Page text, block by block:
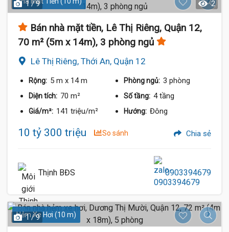
1 / 9 2
Bán nhà mặt tiền, Lê Thị Riêng, Quận 12,
70 m² (5m x 14m), 3 phòng ngủ
Lê Thị Riêng, Thới An, Quận 12
Rộng: 5 m x 14 m Phòng ngủ: 3 phòng
Diện tích: 70 m² Số tầng: 4 tầng
Giá/m²: 141 triệu/m² Hướng: Đông
10 tỷ 300 triệu So sánh Chia sẻ
Thịnh BĐS 0903394679
Hẻm Xe Hơi (10 m)
1 / 9